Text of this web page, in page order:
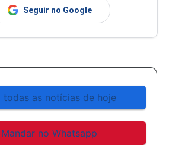
Seguir no Google
todas as notícias de hoje
Mandar no Whatsapp